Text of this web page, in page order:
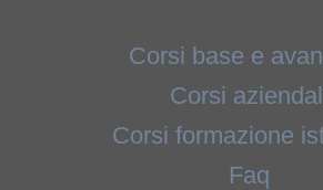
Corsi base e
Corsi
Corsi formazione
Faq